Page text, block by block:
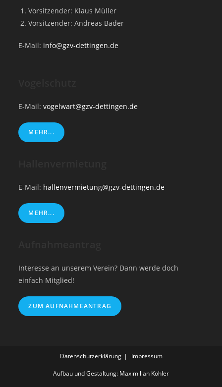
Vorsitzender: Klaus Müller
Vorsitzender: Andreas Bader
E-Mail: info@gzv-dettingen.de
E-Mail:vogelwart@gzv-dettingen.de
MEHR...
E-Mail: hallenvermietung@gzv-dettingen.de
MEHR...
Interesse an unserem Verein? Dann werde doch
einfach Mitglied!
ZUM AUFNAHMEANTRAG
Datenschutzerklärung Impressum
Aufbau und Gestaltung: Maximilian Kohler